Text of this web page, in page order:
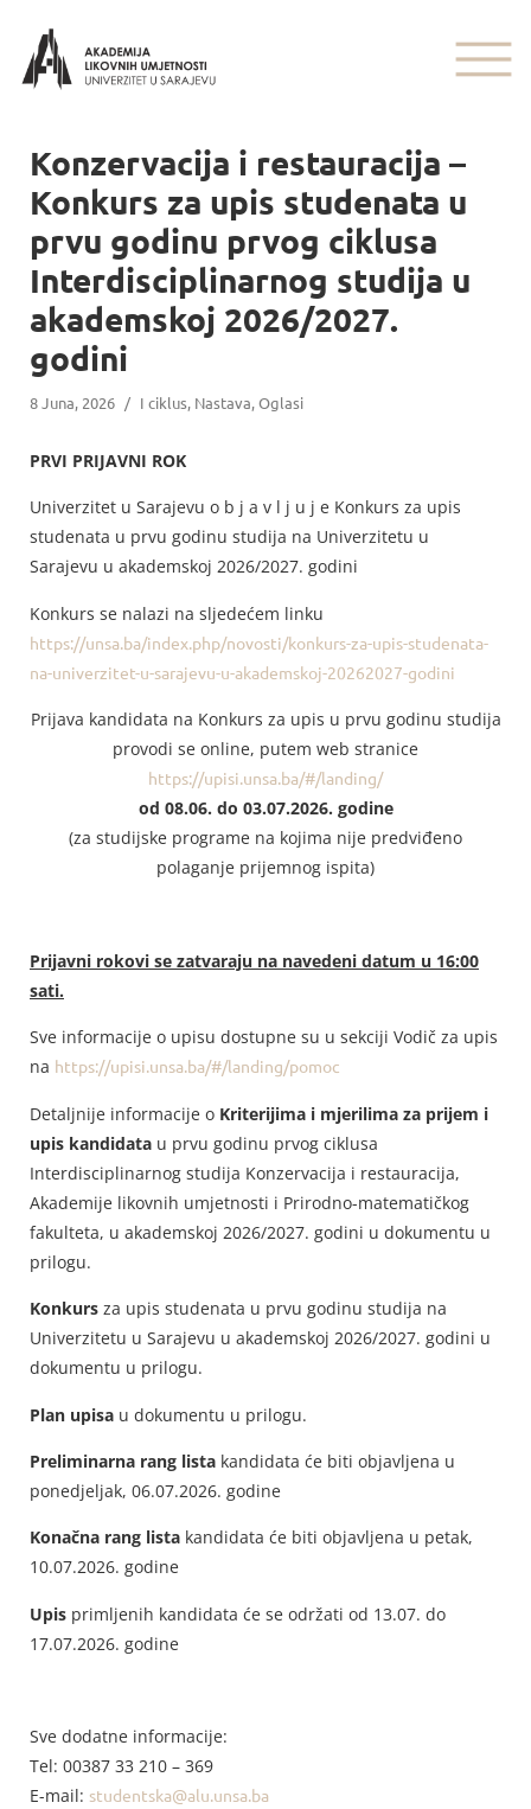
Konzervacija i restauracija –
Konkurs za upis studenata u
prvu godinu prvog ciklusa
Interdisciplinarnog studija u
akademskoj 2026/2027.
godini
8 Juna, 2026 / I ciklus, Nastava,Oglasi
PRVI PRIJAVNI ROK
Univerzitet u Sarajevu o b j a v l j u j e Konkurs za upis
studenata u prvu godinu studija na Univerzitetu u
Sarajevu u akademskoj 2026/2027. godini
Konkurs se nalazi na sljedećem linku
https://unsa.ba/index.php/novosti/konkurs-za-upis-studenata-
na-univerzitet-u-sarajevu-u-akademskoj-20262027-godini
Prijava kandidata na Konkurs za upis u prvu godinu studija
provodi se online, putem web stranice
https://upisi.unsa.ba/#/landing/
od 08.06. do 03.07.2026. godine
(za studijske programe na kojima nije predviđeno
polaganje prijemnog ispita)
Prijavni rokovi se zatvaraju na navedeni datum u 16:00
sati.
Sve informacije o upisu dostupne su u sekciji Vodič za upis
na https://upisi.unsa.ba/#/landing/pomoc
Detaljnije informacije o Kriterijima i mjerilima za prijem i
upis kandidata u prvu godinu prvog ciklusa
Interdisciplinarnog studija Konzervacija i restauracija,
Akademije likovnih umjetnosti i Prirodno-matematičkog
fakulteta, u akademskoj 2026/2027. godini u dokumentu u
prilogu.
Konkurs za upis studenata u prvu godinu studija na
Univerzitetu u Sarajevu u akademskoj 2026/2027. godini u
dokumentu u prilogu.
Plan upisa u dokumentu u prilogu.
Preliminarna rang lista kandidata će biti objavljena u
ponedjeljak, 06.07.2026. godine
Konačna rang lista kandidata će biti objavljena u petak,
10.07.2026. godine
Upis primljenih kandidata će se održati od 13.07. do
17.07.2026. godine
Sve dodatne informacije:
Tel: 00387 33 210 – 369
E-mail: studentska@alu.unsa.ba